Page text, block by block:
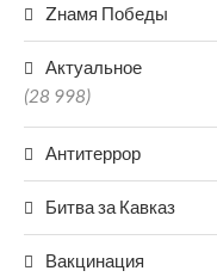
Zнамя Победы
Актуальное
(28 998)
Антитеррор
Битва за Кавказ
Вакцинация